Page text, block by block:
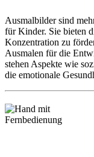
Ausmalbilder sind
für Kinder. Sie bieten
Konzentration zu
Ausmalen für die
stehen Aspekte wie
die emotionale